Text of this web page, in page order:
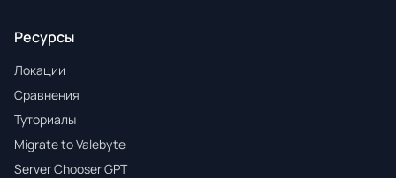
Ресурсы
Локации
Сравнения
Туториалы
Migrate to Valebyte
Server Chooser GPT